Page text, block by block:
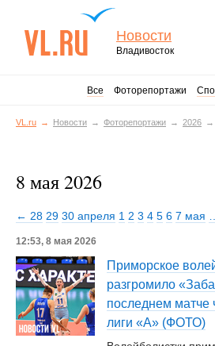
Новости
Владивосток
Все Фоторепортажи
VL.ru Новости Фоторепортажи 2026
8 мая 2026
← 28 29 30 апреля 1 2 3 4 5 6 7 мая
12:53, 8 мая 2026
Приморское
разгромило
последнем
лиги «А» (ФОТО)